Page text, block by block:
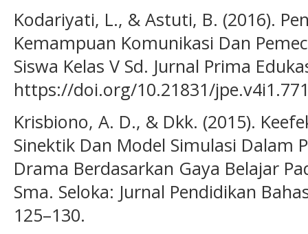
Kodariyati, L., & Astuti, B. (2016).
Kemampuan Komunikasi Dan
Siswa Kelas V Sd. Jurnal Prima
https://doi.org/10.21831/
Krisbiono, A. D., & Dkk. (2015).
Sinektik Dan Model Simulasi Dalam
Drama Berdasarkan Gaya Belajar
Sma. Seloka: Jurnal Pendidikan
125–130.